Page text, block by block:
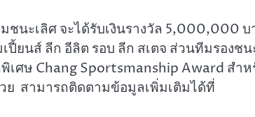
ชนะเลิศ จะได้รับเงินรางวัล 5,000,000
ปี้ยนส์ ลีก อีลิต รอบ ลีก สเตจ ส่วนทีมรองชน
เศษ Chang Sportsmanship Award สำ
สามารถติดตามข้อมูลเพิ่มเติมได้ที่